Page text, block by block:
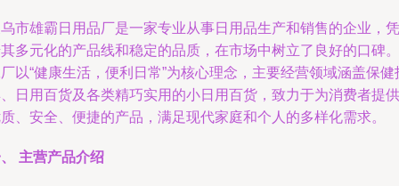
市雄霸日用品厂是一家专业从事日用品生产和销售的企业，凭
多元化的产品线和稳定的品质，在市场中树立了良好的口碑。
以“健康生活，便利日常”为核心理念，主要经营领域涵盖保健
日用百货及各类精巧实用的小日用百货，致力于为消费者提供
、安全、便捷的产品，满足现代家庭和个人的多样化需求。
主营产品介绍